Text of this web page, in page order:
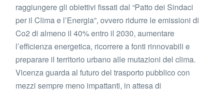
raggiungere gli obiettivi fissati dal “Patto dei Sindaci
per il Clima e l’Energia”, ovvero ridurre le emissioni di
Co2 di almeno il 40% entro il 2030, aumentare
l’efficienza energetica, ricorrere a fonti rinnovabili e
preparare il territorio urbano alle mutazioni del clima.
Vicenza guarda al futuro del trasporto pubblico con
mezzi sempre meno impattanti, in attesa di